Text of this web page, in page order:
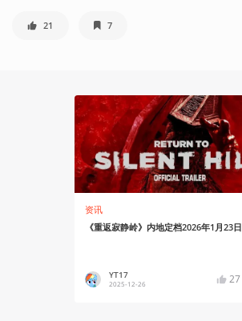
21 7
资讯
《重返寂静岭》内地定档2026年1月23日
YT17
2025-12-26 27